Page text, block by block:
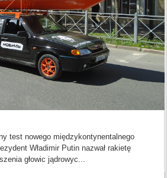
test nowego międzykontynentalnego
Władimir Putin nazwał rakietę
głowic jądrowyc...